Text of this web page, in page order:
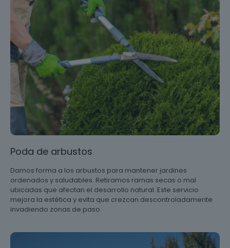
Poda de arbustos
Damos forma a los arbustos para mantener jardines
ordenados y saludables. Retiramos ramas secas o mal
ubicadas que afectan el desarrollo natural. Este servicio
mejora la estética y evita que crezcan descontroladamente
invadiendo zonas de paso.